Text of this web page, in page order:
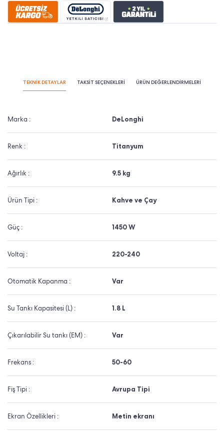
TEKNİK DETAYLAR TAKSİT SEÇENEKLERİ ÜRÜN DEĞERLENDİRMELERİ
Marka : DeLonghi
Renk : Titanyum
Ağırlık : 9.5 kg
Ürün Tipi : Kahve ve Çay
Güç : 1450 W
Voltaj : 220-240
Otomatik Kapanma : Var
Su Tankı Kapasitesi (L) : 1.8 L
Çıkarılabilir Su tankı (EM) : Var
Frekans : 50-60
Fiş Tipi : Avrupa Tipi
Ekran Özellikleri : Metin ekranı